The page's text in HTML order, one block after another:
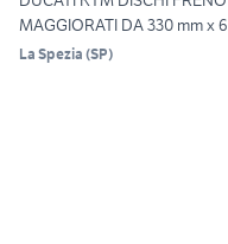
MAGGIORATI DA 330 mm x 6
La Spezia (SP)